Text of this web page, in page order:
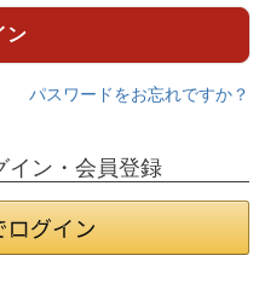
ン
パスワードをお忘れですか？
イン・会員登録